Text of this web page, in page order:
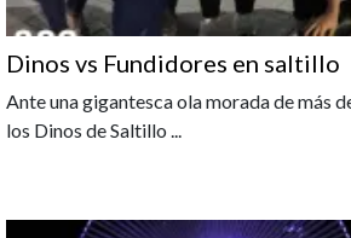
Dinos vs Fundidores en saltillo
Ante una gigantesca ola morada de más
los Dinos de Saltillo